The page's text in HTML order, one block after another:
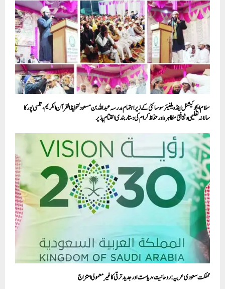
سلام ایجوکیشنل اینڈ ویلفیئر سوسائٹی کے زیر اہتمام مدرسہ عبداللہ بن مسعود لتحفیظ القرآن الکریم، تلسی پور کا
سالانہ تعلیمی وثقافتی مظاہرہ اور حفاظ کرام کی دستاربندی اختتام پذیر
مملکت سعودی عربیہ: روحانیت، ریاست اور جدید ترقی کا غیر معمولی امتزاج